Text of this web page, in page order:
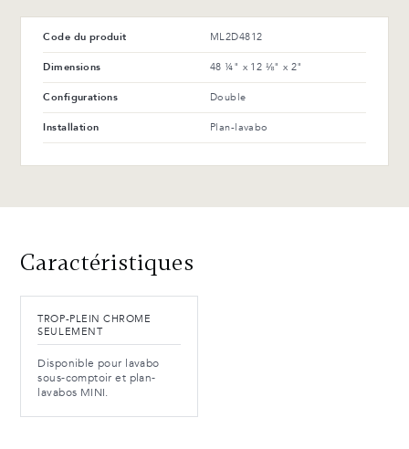
Code du produit ML2D4812
Dimensions 48 ¼" x 12 ⅛" x 2"
Configurations Double
Installation Plan-lavabo
Caractéristiques
TROP-PLEIN CHROME
SEULEMENT
Disponible pour lavabo
sous-comptoir et plan-
lavabos MINI.